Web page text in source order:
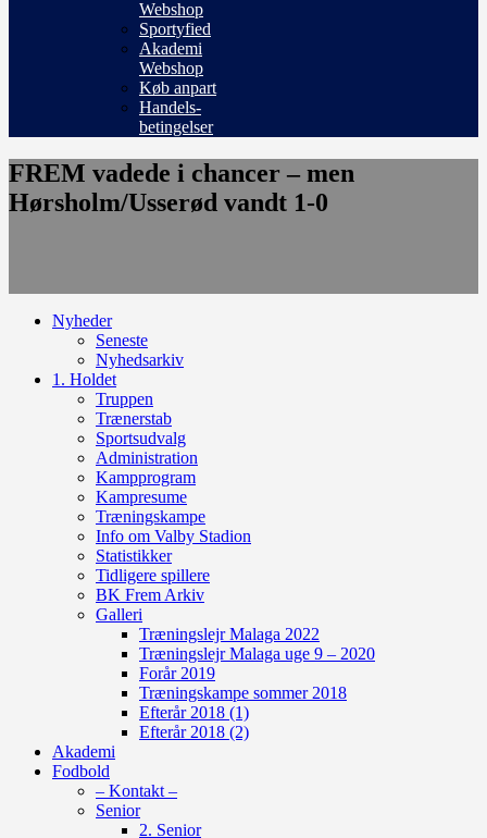
Webshop
Sportyfied
Akademi
Webshop
Køb anpart
Handels-
betingelser
FREM vadede i chancer – men
Hørsholm/Usserød vandt 1-0
Nyheder
Seneste
Nyhedsarkiv
1. Holdet
Truppen
Trænerstab
Sportsudvalg
Administration
Kampprogram
Kampresume
Træningskampe
Info om Valby Stadion
Statistikker
Tidligere spillere
BK Frem Arkiv
Galleri
Træningslejr Malaga 2022
Træningslejr Malaga uge 9 – 2020
Forår 2019
Træningskampe sommer 2018
Efterår 2018 (1)
Efterår 2018 (2)
Akademi
Fodbold
– Kontakt –
Senior
2. Senior